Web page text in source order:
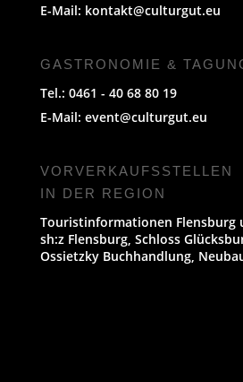
E-Mail: kontakt@culturgut.eu
GASTRONOMIE &
Tel.: 0461 - 40 68 80 19
E-Mail: event@culturgut.eu
VORVERKAUFS­STELLEN
IN DER REGION
Touristinformationen Flensburg
sh:z Flensburg, Schloss
Ossietzky Buchhandlung,